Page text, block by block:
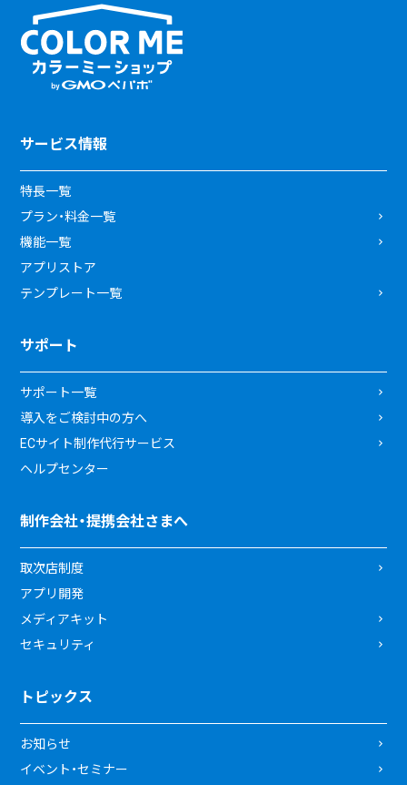
サービス情報
特長一覧
プラン・料金一覧
機能一覧
アプリストア
テンプレート一覧
サポート
サポート一覧
導入をご検討中の方へ
ECサイト制作代行サービス
ヘルプセンター
制作会社・提携会社さまへ
取次店制度
アプリ開発
メディアキット
セキュリティ
トピックス
お知らせ
イベント・セミナー